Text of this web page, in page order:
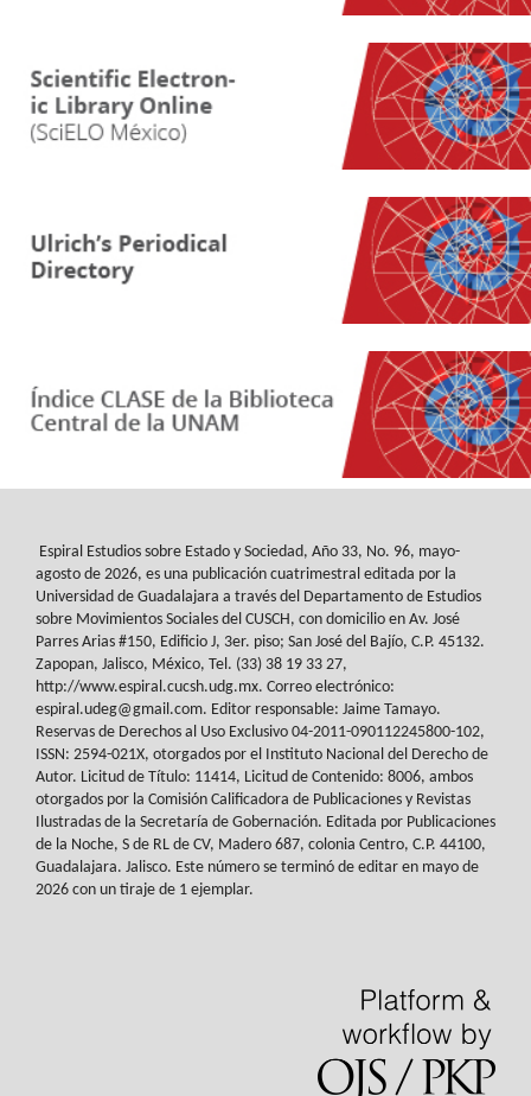
Espiral Estudios sobre Estado y Sociedad, Año 33, No. 96, mayo-
agosto de 2026, es una publicación cuatrimestral editada por la
Universidad de Guadalajara a través del Departamento de Estudios
sobre Movimientos Sociales del CUSCH, con domicilio en Av. José
Parres Arias #150, Edificio J, 3er. piso; San José del Bajío, C.P. 45132.
Zapopan, Jalisco, México, Tel. (33) 38 19 33 27,
http://www.espiral.cucsh.udg.mx. Correo electrónico:
espiral.udeg@gmail.com. Editor responsable: Jaime Tamayo.
Reservas de Derechos al Uso Exclusivo 04-2011-090112245800-102,
ISSN: 2594-021X, otorgados por el Instituto Nacional del Derecho de
Autor. Licitud de Título: 11414, Licitud de Contenido: 8006, ambos
otorgados por la Comisión Calificadora de Publicaciones y Revistas
Ilustradas de la Secretaría de Gobernación. Editada por Publicaciones
de la Noche, S de RL de CV, Madero 687, colonia Centro, C.P. 44100,
Guadalajara. Jalisco. Este número se terminó de editar en mayo de
2026 con un tiraje de 1 ejemplar.